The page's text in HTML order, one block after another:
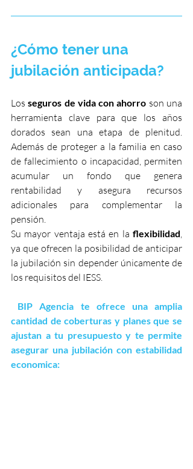
¿Cómo tener una
jubilación anticipada?
Los seguros de vida con ahorro son una
herramienta clave para que los años
dorados sean una etapa de plenitud.
Además de proteger a la familia en caso
de fallecimiento o incapacidad, permiten
acumular un fondo que genera
rentabilidad y asegura recursos
adicionales para complementar la
pensión.
Su mayor ventaja está en la flexibilidad,
ya que ofrecen la posibilidad de anticipar
la jubilación sin depender únicamente de
los requisitos del IESS.
cantidad de coberturas y planes que se
ajustan a tu presupuesto y te permite
asegurar una jubilación con estabilidad
economica: